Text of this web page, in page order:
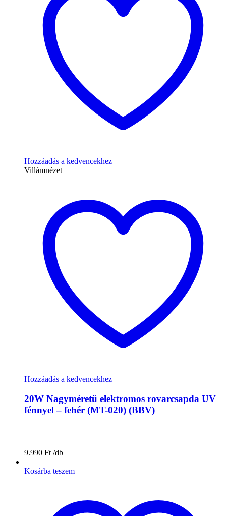
Hozzáadás a kedvencekhez
Villámnézet
Hozzáadás a kedvencekhez
20W Nagyméretű elektromos rovarcsapda UV
fénnyel – fehér (MT-020) (BBV)
9.990 Ft
Kosárba teszem